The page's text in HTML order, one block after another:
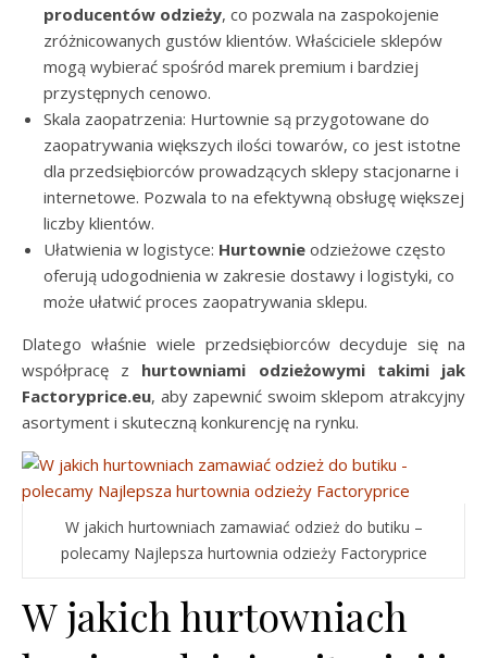
producentów odzieży, co pozwala na zaspokojenie
zróżnicowanych gustów klientów. Właściciele sklepów
mogą wybierać spośród marek premium i bardziej
przystępnych cenowo.
Skala zaopatrzenia: Hurtownie są przygotowane do
zaopatrywania większych ilości towarów, co jest istotne
dla przedsiębiorców prowadzących sklepy stacjonarne i
internetowe. Pozwala to na efektywną obsługę większej
liczby klientów.
Ułatwienia w logistyce: Hurtownie odzieżowe często
oferują udogodnienia w zakresie dostawy i logistyki, co
może ułatwić proces zaopatrywania sklepu.
Dlatego właśnie wiele przedsiębiorców decyduje się na
współpracę z hurtowniami odzieżowymi takimi jak
Factoryprice.eu, aby zapewnić swoim sklepom atrakcyjny
asortyment i skuteczną konkurencję na rynku.
W jakich hurtowniach zamawiać odzież do butiku –
polecamy Najlepsza hurtownia odzieży Factoryprice
W jakich hurtowniach